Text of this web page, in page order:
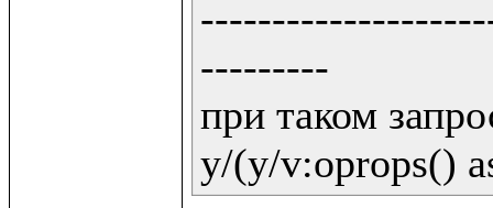
---------
при таком
y/(y/v:oprops()